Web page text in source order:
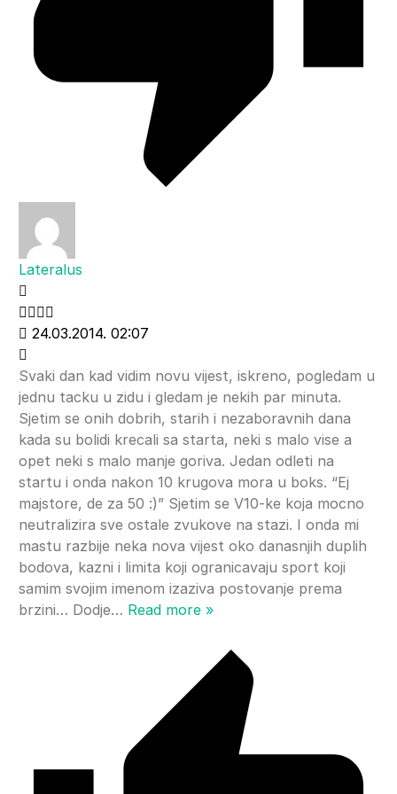
Lateralus
24.03.2014. 02:07
Svaki dan kad vidim novu vijest, iskreno, pogledam u
jednu tacku u zidu i gledam je nekih par minuta.
Sjetim se onih dobrih, starih i nezaboravnih dana
kada su bolidi krecali sa starta, neki s malo vise a
opet neki s malo manje goriva. Jedan odleti na
startu i onda nakon 10 krugova mora u boks. “Ej
majstore, de za 50 :)” Sjetim se V10-ke koja mocno
neutralizira sve ostale zvukove na stazi. I onda mi
mastu razbije neka nova vijest oko danasnjih duplih
bodova, kazni i limita koji ogranicavaju sport koji
samim svojim imenom izaziva postovanje prema
brzini… Dodje… Read more »